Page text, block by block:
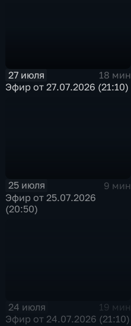
27 июля
18 мин
Эфир от 27.07.2026 (21:10)
25 июля
9 мин
Эфир от 25.07.2026
(20:50)
24 июля
19 мин
Эфир от 24.07.2026 (21:10)